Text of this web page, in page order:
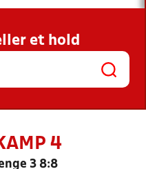
OG NYHEDER
KLUBBER OG
et hold
4
3 8:8